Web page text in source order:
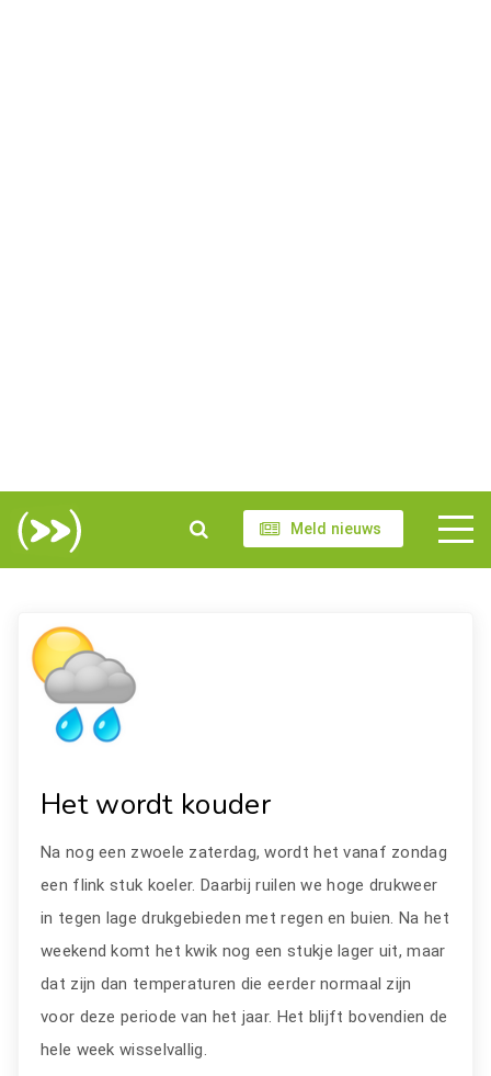
Meld nieuws
Het wordt kouder
Na nog een zwoele zaterdag, wordt het vanaf zondag
een flink stuk koeler. Daarbij ruilen we hoge drukweer
in tegen lage drukgebieden met regen en buien. Na het
weekend komt het kwik nog een stukje lager uit, maar
dat zijn dan temperaturen die eerder normaal zijn
voor deze periode van het jaar. Het blijft bovendien de
hele week wisselvallig.